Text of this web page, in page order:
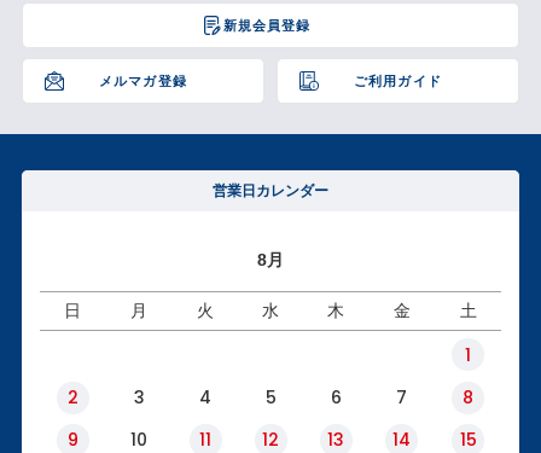
新規会員登録
メルマガ登録 ご利用ガイド
ジト
へ
営業日カレンダー
8月
日 月 火 水 木 金 土
1
2
3 4 5 6 7
8
9
10 11 12 13 14
15